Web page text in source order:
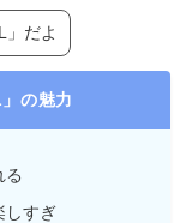
」だよ
の魅力
る
しすぎ